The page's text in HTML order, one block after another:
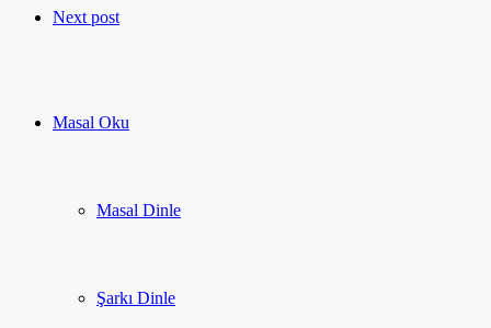
Next post
Masal Oku
Masal Dinle
Şarkı Dinle